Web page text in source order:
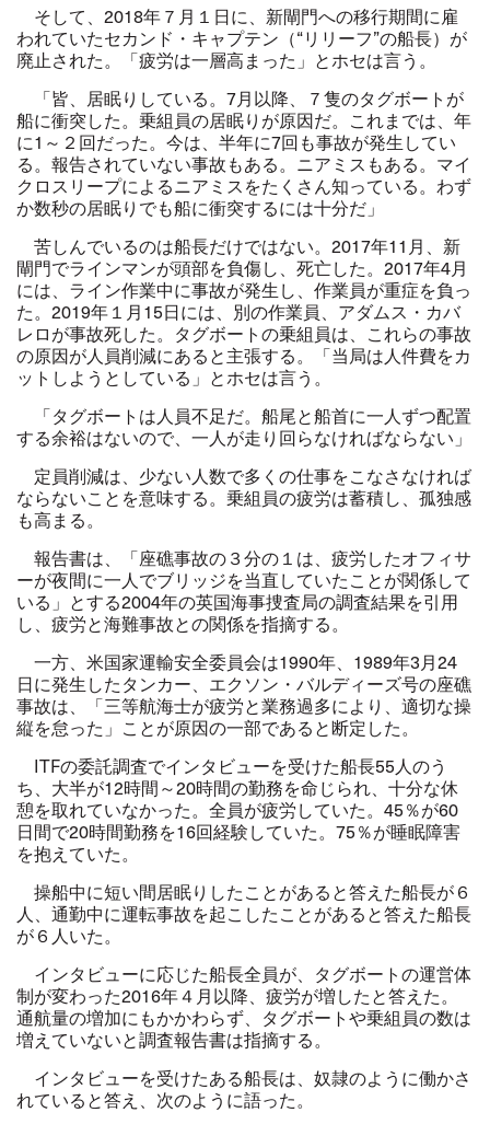
そして、2018年７月１日に、新閘門への移行期間に雇
われていたセカンド・キャプテン（“リリーフ”の船長）が
廃止された。「疲労は一層高まった」とホセは言う。
「皆、居眠りしている。7月以降、７隻のタグボートが
船に衝突した。乗組員の居眠りが原因だ。これまでは、年
に1～２回だった。今は、半年に7回も事故が発生してい
る。報告されていない事故もある。ニアミスもある。マイ
クロスリープによるニアミスをたくさん知っている。わず
か数秒の居眠りでも船に衝突するには十分だ」
苦しんでいるのは船長だけではない。2017年11月、新
閘門でラインマンが頭部を負傷し、死亡した。2017年4月
には、ライン作業中に事故が発生し、作業員が重症を負っ
た。2019年１月15日には、別の作業員、アダムス・カバ
レロが事故死した。タグボートの乗組員は、これらの事故
の原因が人員削減にあると主張する。「当局は人件費をカ
ットしようとしている」とホセは言う。
「タグボートは人員不足だ。船尾と船首に一人ずつ配置
する余裕はないので、一人が走り回らなければならない」
定員削減は、少ない人数で多くの仕事をこなさなければ
ならないことを意味する。乗組員の疲労は蓄積し、孤独感
も高まる。
報告書は、「座礁事故の３分の１は、疲労したオフィサ
ーが夜間に一人でブリッジを当直していたことが関係して
いる」とする2004年の英国海事捜査局の調査結果を引用
し、疲労と海難事故との関係を指摘する。
一方、米国家運輸安全委員会は1990年、1989年3月24
日に発生したタンカー、エクソン・バルディーズ号の座礁
事故は、「三等航海士が疲労と業務過多により、適切な操
縦を怠った」ことが原因の一部であると断定した。
ITFの委託調査でインタビューを受けた船長55人のう
ち、大半が12時間～20時間の勤務を命じられ、十分な休
憩を取れていなかった。全員が疲労していた。45％が60
日間で20時間勤務を16回経験していた。75％が睡眠障害
を抱えていた。
操船中に短い間居眠りしたことがあると答えた船長が６
人、通勤中に運転事故を起こしたことがあると答えた船長
が６人いた。
インタビューに応じた船長全員が、タグボートの運営体
制が変わった2016年４月以降、疲労が増したと答えた。
通航量の増加にもかかわらず、タグボートや乗組員の数は
増えていないと調査報告書は指摘する。
インタビューを受けたある船長は、奴隷のように働かさ
れていると答え、次のように語った。